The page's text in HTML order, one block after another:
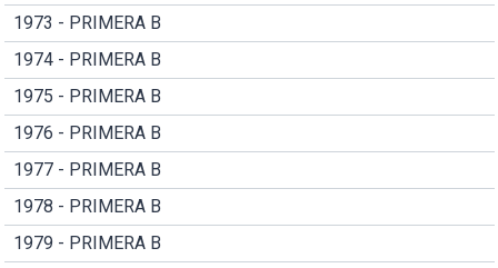
1973 - PRIMERA B
1974 - PRIMERA B
1975 - PRIMERA B
1976 - PRIMERA B
1977 - PRIMERA B
1978 - PRIMERA B
1979 - PRIMERA B